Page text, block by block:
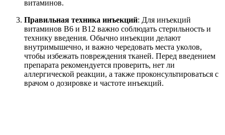
витаминов.
Правильная техника инъекций: Для инъекций
витаминов B6 и B12 важно соблюдать стерильность и
технику введения. Обычно инъекции делают
внутримышечно, и важно чередовать места уколов,
чтобы избежать повреждения тканей. Перед введением
препарата рекомендуется проверить, нет ли
аллергической реакции, а также проконсультироваться с
врачом о дозировке и частоте инъекций.